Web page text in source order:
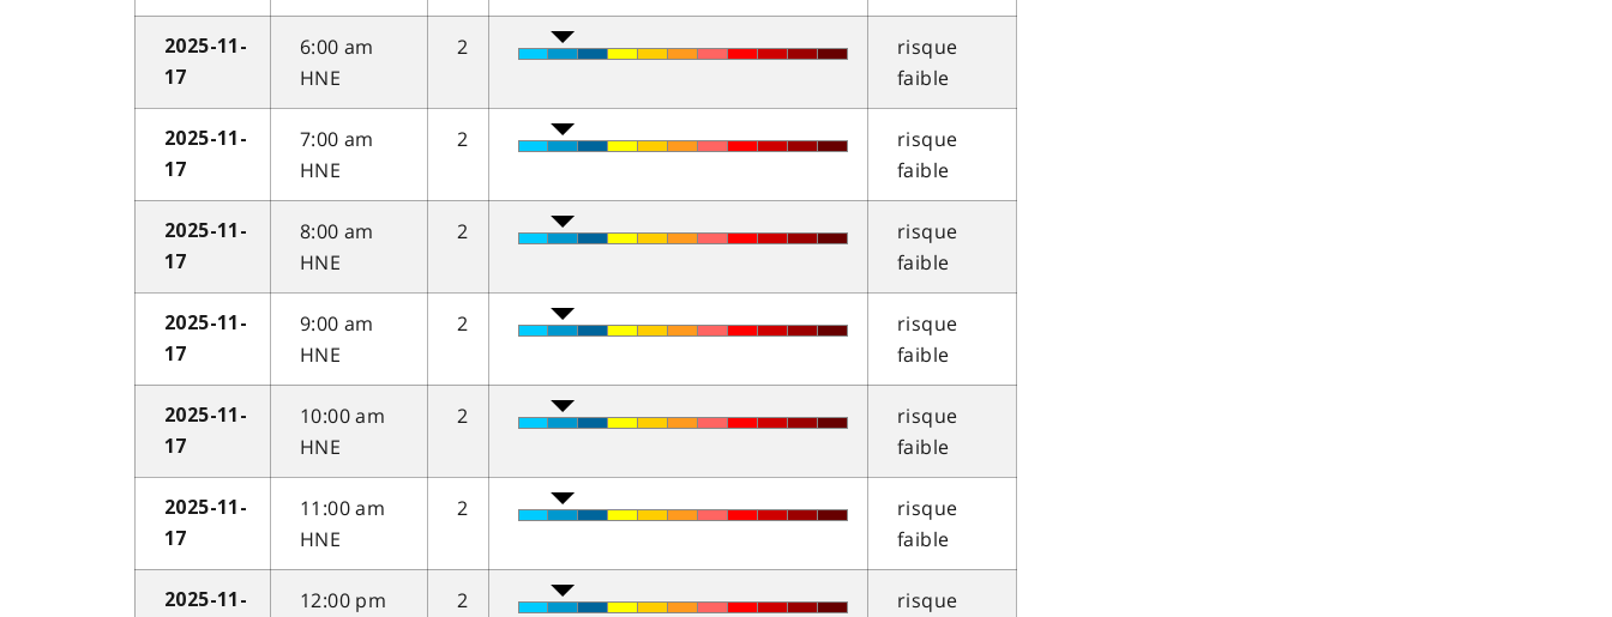
2025-11-
17
6:00 am
HNE
2
risque
faible
2025-11-
17
7:00 am
HNE
2
risque
faible
2025-11-
17
8:00 am
HNE
2
risque
faible
2025-11-
17
9:00 am
HNE
2
risque
faible
2025-11-
17
10:00 am
HNE
2
risque
faible
2025-11-
17
11:00 am
HNE
2
risque
faible
2025-11-
12:00 pm
2
risque